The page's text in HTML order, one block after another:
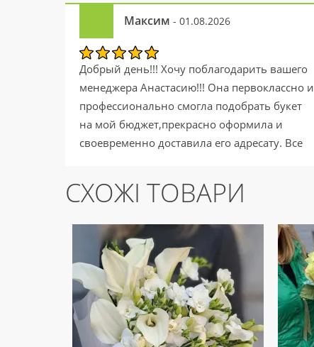
Максим - 01.08.2026
Добрый день!!! Хочу поблагодарить вашего
менеджера Анастасию!!! Она первоклассно и
профессионально смогла подобрать букет
на мой бюджет,прекрасно оформила и
своевременно доставила его адресату. Все
клиентом...
СХОЖІ ТОВАРИ